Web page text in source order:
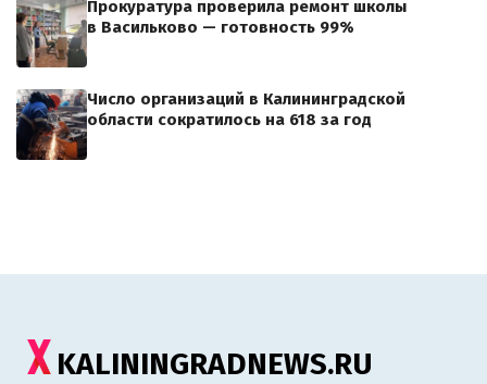
Прокуратура проверила ремонт школы
в Васильково — готовность 99%
Число организаций в Калининградской
области сократилось на 618 за год
KALININGRADNEWS.RU